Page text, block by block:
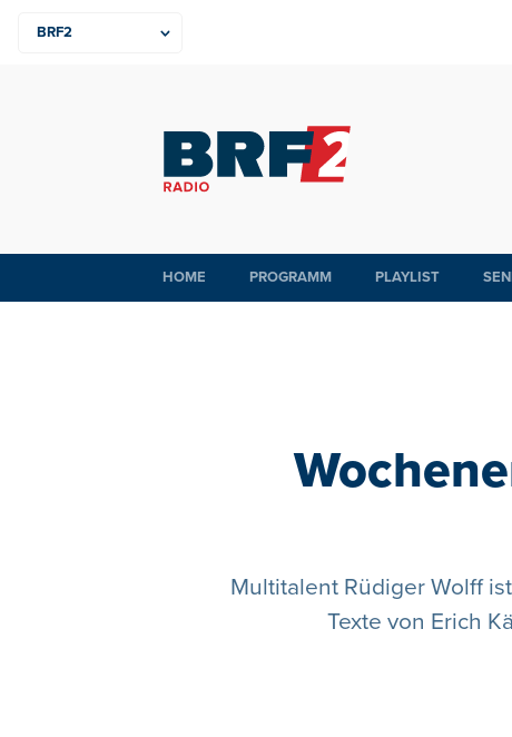
HOME PROGRAMM PLAYLIST
Multitalent Rüdiger Wolff
Texte von Erich